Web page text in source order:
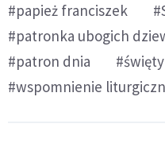
#papież franciszek
#patronka ubogich
#patron dnia
#wspomnienie